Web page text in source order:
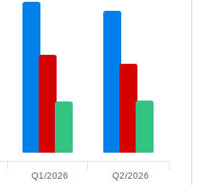
Q1/2026 Q2/2026